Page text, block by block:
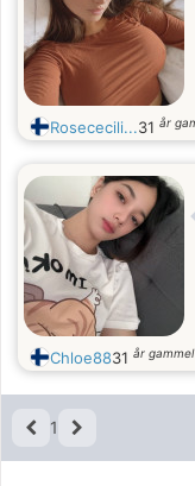
Rosececili...31 år
Chloe8831 år gammel
1